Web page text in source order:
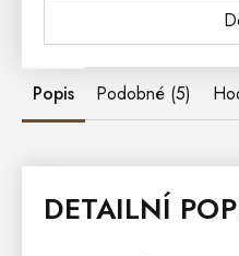
Popis Podobné (5)
DETAILNÍ